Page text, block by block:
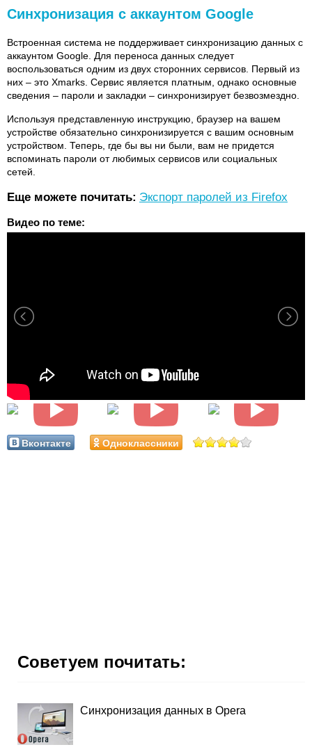
Синхронизация с аккаунтом Google
Встроенная система не поддерживает синхронизацию данных с
аккаунтом Google. Для переноса данных следует
воспользоваться одним из двух сторонних сервисов. Первый из
них – это Xmarks. Сервис является платным, однако основные
сведения – пароли и закладки – синхронизирует безвозмездно.
Используя представленную инструкцию, браузер на вашем
устройстве обязательно синхронизируется с вашим основным
устройством. Теперь, где бы вы ни были, вам не придется
вспоминать пароли от любимых сервисов или социальных
сетей.
Еще можете почитать: Экспорт паролей из Firefox
Видео по теме:
Вконтакте Одноклассники
Советуем почитать:
Синхронизация данных в Opera